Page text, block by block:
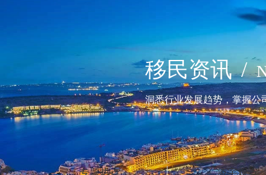
移民资讯 /
洞悉行业发展趋势，掌握公